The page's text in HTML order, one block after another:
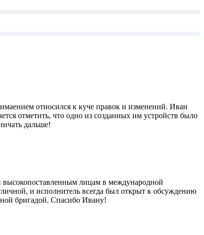
относился к куче правок и изменений. Иван
отметить, что одно из созданных им устройств было
дальше!
высокопоставленным лицам в международной
и исполнитель всегда был открыт к обсуждению
бригадой. Спасибо Ивану!